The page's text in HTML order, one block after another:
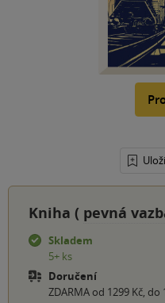
Kniha ( pevná
Skladem
5+ ks
Doručení
ZDARMA od 1299 Kč,